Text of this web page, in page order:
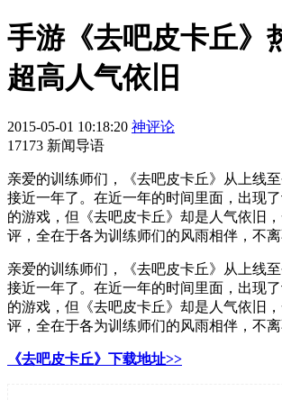
手游《去吧皮卡丘》
超高人气依旧
2015-05-01 10:18:20 神评论
17173 新闻导语
亲爱的训练师们，《去吧皮卡丘》从上线
接近一年了。在近一年的时间里面，出现
的游戏，但《去吧皮卡丘》却是人气依旧
评，全在于各为训练师们的风雨相伴，不离
亲爱的训练师们，《去吧皮卡丘》从上线
接近一年了。在近一年的时间里面，出现
的游戏，但《去吧皮卡丘》却是人气依旧
评，全在于各为训练师们的风雨相伴，不离
《去吧皮卡丘》下载地址>>